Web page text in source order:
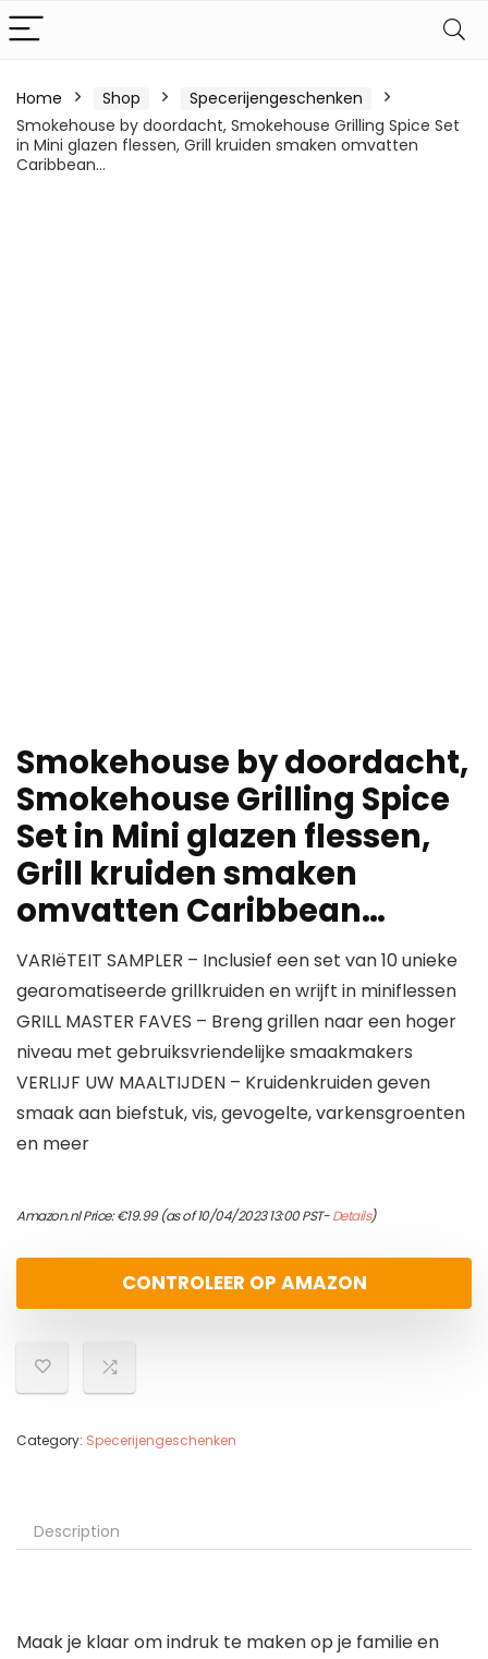
Home Shop
Specerijengeschenken
Smokehouse by doordacht, Smokehouse Grilling Spice Set
in Mini glazen flessen, Grill kruiden smaken omvatten
Caribbean…
Smokehouse by doordacht,
Smokehouse Grilling Spice
Set in Mini glazen flessen,
Grill kruiden smaken
omvatten Caribbean…
VARIëTEIT SAMPLER – Inclusief een set van 10 unieke
gearomatiseerde grillkruiden en wrijft in miniflessen
GRILL MASTER FAVES – Breng grillen naar een hoger
niveau met gebruiksvriendelijke smaakmakers
VERLIJF UW MAALTIJDEN – Kruidenkruiden geven
smaak aan biefstuk, vis, gevogelte, varkensgroenten
en meer
Amazon.nl Price:€19.99(as of 10/04/2023 13:00 PST-Details)
CONTROLEER OP AMAZON
Category: Specerijengeschenken
Description
Maak je klaar om indruk te maken op je familie en